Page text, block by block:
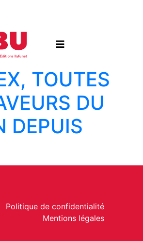
TOUTES
DU
DEPUIS
Politique de confidentialité
Mentions légales